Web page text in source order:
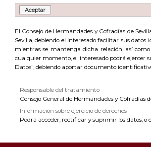
El Consejo de Hermandades y Cofradías de
Sevilla, debiendo el interesado facilitar sus
mientras se mantenga dicha relación, así
cualquier momento, el interesado podrá ejercer
Datos", debiendo aportar documento
Responsable del tratamiento
Consejo General de Hermandades y Cofradías
Información sobre ejercicio de derechos
Podrá acceder, rectificar y suprimir los datos, o